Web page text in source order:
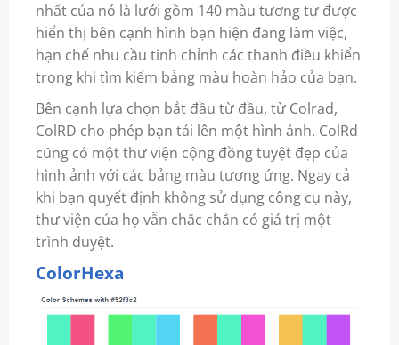
nhất của nó là lưới gồm 140 màu tương tự được
hiển thị bên cạnh hình bạn hiện đang làm việc,
hạn chế nhu cầu tinh chỉnh các thanh điều khiển
trong khi tìm kiếm bảng màu hoàn hảo của bạn.
Bên cạnh lựa chọn bắt đầu từ đầu, từ Colrad,
ColRD cho phép bạn tải lên một hình ảnh. ColRd
cũng có một thư viện cộng đồng tuyệt đẹp của
hình ảnh với các bảng màu tương ứng. Ngay cả
khi bạn quyết định không sử dụng công cụ này,
thư viện của họ vẫn chắc chắn có giá trị một
trình duyệt.
ColorHexa